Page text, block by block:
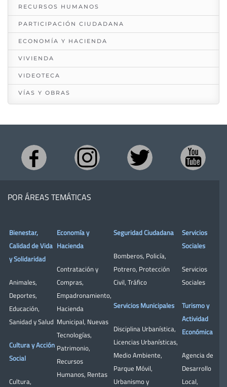
RECURSOS HUMANOS
PARTICIPACIÓN CIUDADANA
ECONOMÍA Y HACIENDA
VIVIENDA
VIDEOTECA
VÍAS Y OBRAS
POR ÁREAS TEMÁTICAS
Bienestar,
Calidad de Vida
y Solidaridad
Animales,
Deportes,
Educación,
Sanidad y Salud
Cultura y Acción
Social
Cultura,
Economía y
Hacienda
Contratación y
Compras,
Empadronamiento,
Hacienda
Municipal, Nuevas
Tecnologías,
Patrimonio,
Recursos
Humanos, Rentas
Seguridad Ciudadana
Bomberos, Policía,
Potrero, Protección
Civil, Tráfico
Servicios Municipales
Disciplina Urbanística,
Licencias Urbanísticas,
Medio Ambiente,
Parque Móvil,
Urbanismo y
Servicios
Sociales
Servicios
Sociales
Turismo y
Actividad
Económica
Agencia de
Desarrollo
Local,